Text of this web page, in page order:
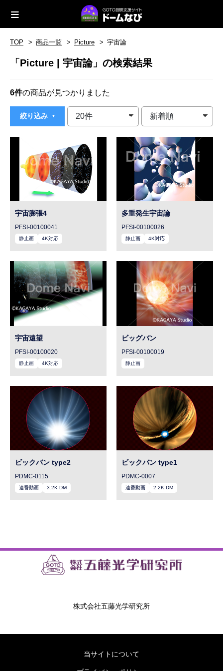
TOP 商品一覧 Picture 宇宙論
「Picture | 宇宙論」の検索結果
6件の商品が見つかりました
絞り込み
宇宙膨張4
PFSI-00100041
静止画 4K対応
多重発生宇宙論
PFSI-00100026
静止画 4K対応
宇宙遠望
PFSI-00100020
静止画 4K対応
ビッグバン
PFSI-00100019
静止画
ビックバン type2
PDMC-0115
連番動画 3.2K DM
ビックバン type1
PDMC-0007
連番動画 2.2K DM
株式会社五藤光学研究所
当サイトについて